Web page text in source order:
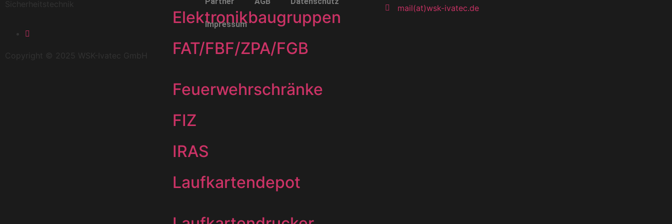
Elektronikbaugruppen
FAT/FBF/ZPA/FGB
Feuerwehrschränke
FIZ
IRAS
Laufkartendepot
Sicherheitstechnik
Impressum
mail(at)wsk-ivatec.de
Copyright © 2025 WSK-Ivatec GmbH